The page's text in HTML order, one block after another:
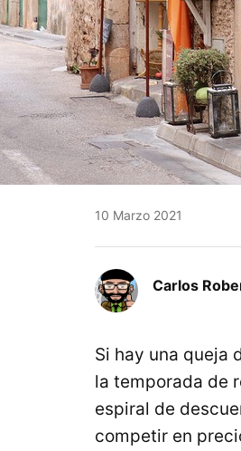
10 Marzo 2021
Carlos
Si hay una queja
la temporada de
espiral de
competir en